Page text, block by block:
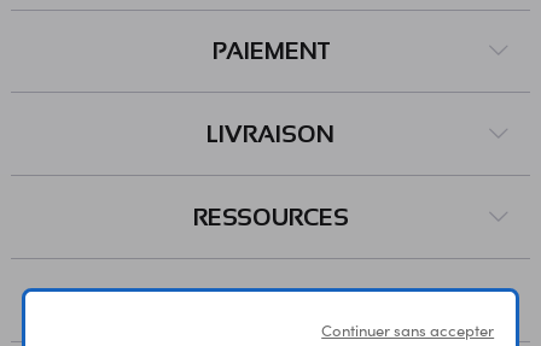
PAIEMENT
LIVRAISON
RESSOURCES
AVIS
Continuer sans accepter